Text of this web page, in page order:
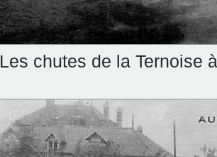
Les chutes de la Ternoise